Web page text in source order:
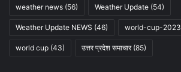
weather news (56) Weather Update (54)
Weather Update NEWS (46) world-cup-2023
world cup (43) उत्तर प्रदेश समाचार(85)